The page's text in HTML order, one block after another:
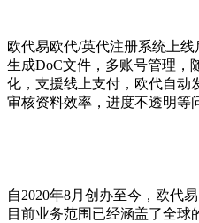
欧代易欧代/英代注册系统上
生成DoC文件，多账号管理，
化，支援线上支付，欧代自动
审核资料效率，进度不透明等
自2020年8月创办至今，欧代
目前业务范围已经涵盖了全球